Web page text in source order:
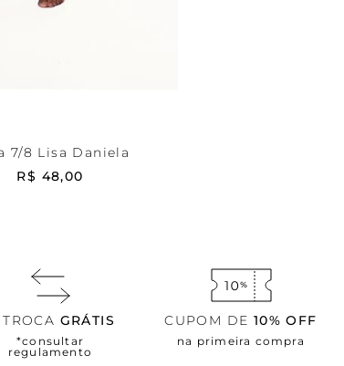
7/8 Lisa Daniela
R$ 48,00
TROCA GRÁTIS
*consultar
regulamento
CUPOM DE 10% OFF
na primeira compra